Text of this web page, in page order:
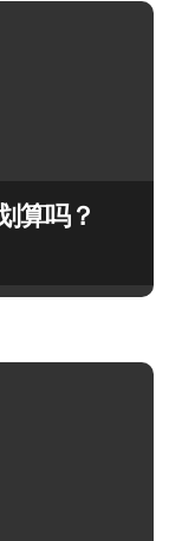
算吗？